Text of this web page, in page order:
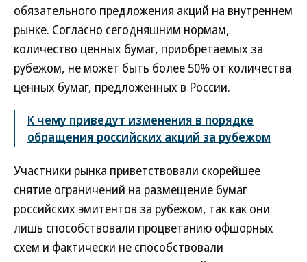
обязательного предложения акций на внутреннем
рынке. Согласно сегодняшним нормам,
количество ценных бумаг, приобретаемых за
рубежом, не может быть более 50% от количества
ценных бумаг, предложенных в России.
К чему приведут изменения в порядке
обращения российских акций за рубежом
Участники рынка приветствовали скорейшее
снятие ограничений на размещение бумаг
российских эмитентов за рубежом, так как они
лишь способствовали процветанию офшорных
схем и фактически не способствовали